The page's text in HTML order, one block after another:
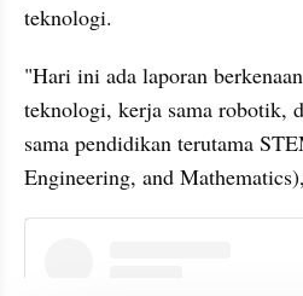
teknologi.
"Hari ini ada laporan
teknologi, kerja sama robotik,
sama pendidikan terutama
Engineering, and